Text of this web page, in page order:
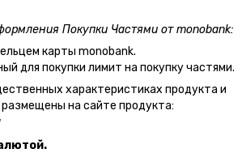
Покупки Частями от monobank:
карты monobank.
для покупки лимит на покупку частями.
характеристиках продукта и
на сайте продукта: